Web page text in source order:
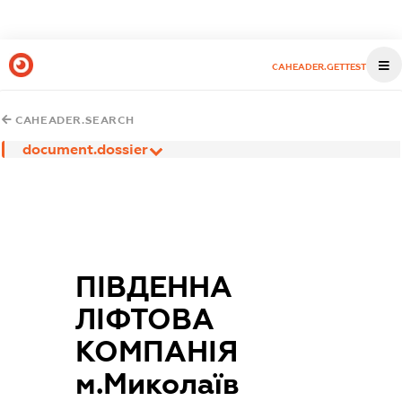
CAHEADER.GETTEST
CAHEADER.SEARCH
document.dossier
ПІВДЕННА
ЛІФТОВА
КОМПАНІЯ
м.Миколаїв